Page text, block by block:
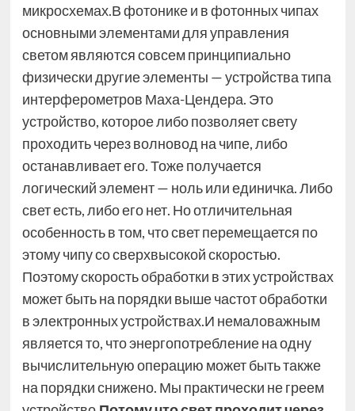
микросхемах.В фотонике и в фотонных чипах
основными элементами для управления
светом являются совсем принципиально
физически другие элементы — устройства типа
интерферометров Маха-Цендера. Это
устройство, которое либо позволяет свету
проходить через волновод на чипе, либо
останавливает его. Тоже получается
логический элемент — ноль или единичка. Либо
свет есть, либо его нет. Но отличительная
особенность в том, что свет перемещается по
этому чипу со сверхвысокой скоростью.
Поэтому скорость обработки в этих устройствах
может быть на порядки выше частот обработки
в электронных устройствах.И немаловажным
является то, что энергопотребление на одну
вычислительную операцию может быть также
на порядки снижено. Мы практически не греем